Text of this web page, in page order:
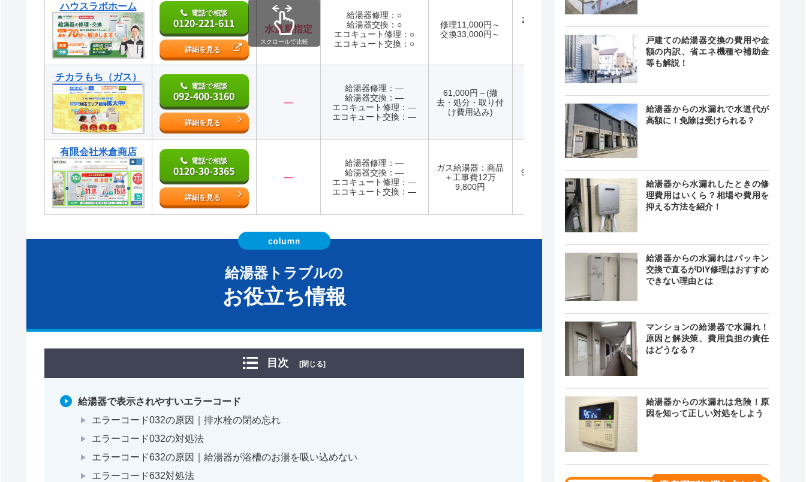
ハウスラボホーム
電話で相談
0120-221-611
詳細を見る
水道局指定
給湯器修理：○
給湯器交換：○
エコキュート修理：○
エコキュート交換：○
修理11,000円～
交換33,000円～
24時間 年中
最短20分
チカラもち（ガス）
電話で相談
092-400-3160
詳細を見る
―
給湯器修理：―
給湯器交換：―
エコキュート修理：―
エコキュート交換：―
61,000円～(撤
去・処分・取り付
け費用込み)
ー
有限会社米倉商店
電話で相談
0120-30-3365
詳細を見る
―
給湯器修理：―
給湯器交換：―
エコキュート修理：―
エコキュート交換：―
ガス給湯器：商品
＋工事費12万
9,800円
9:00〜17:00
日曜・祝日
ー
スクロールで比較
給湯器トラブルの
お役立ち情報
目次 [閉じる]
給湯器で表示されやすいエラーコード
エラーコード032の原因｜排水栓の閉め忘れ
エラーコード032の対処法
エラーコード632の原因｜給湯器が浴槽のお湯を吸い込めない
エラーコード632対処法
戸建ての給湯器交換の費用や金
額の内訳、省エネ機種や補助金
等も解説！
給湯器からの水漏れで水道代が
高額に！免除は受けられる？
給湯器から水漏れしたときの修
理費用はいくら？相場や費用を
抑える方法を紹介！
給湯器からの水漏れはパッキン
交換で直るがDIY修理はおすすめ
できない理由とは
マンションの給湯器で水漏れ！
原因と解決策、費用負担の責任
はどうなる？
給湯器からの水漏れは危険！原
因を知って正しい対処をしよう